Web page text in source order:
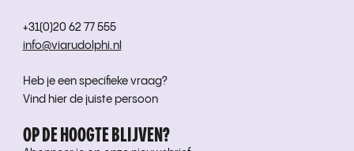
+31(0)20 62 77 555
info@viarudolphi.nl
Heb je een specifieke vraag?
Vind hier de juiste persoon
OP DE HOOGTE BLIJVEN?